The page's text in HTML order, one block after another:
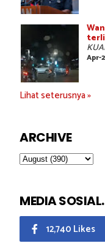
Apr-
Lihat seterusnya »
ARCHIVE
MEDIA
12,740 Likes